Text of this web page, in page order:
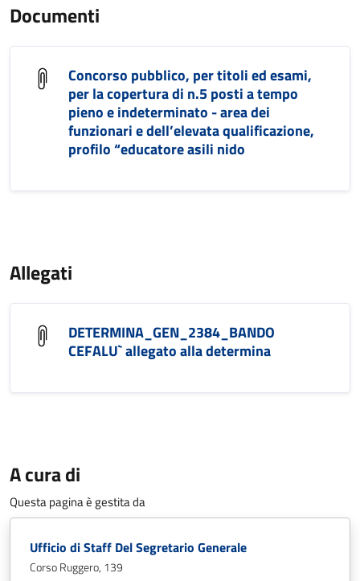
Documenti
Concorso pubblico, per titoli ed esami,
per la copertura di n.5 posti a tempo
pieno e indeterminato - area dei
funzionari e dell’elevata qualificazione,
profilo “educatore asili nido
Allegati
DETERMINA_GEN_2384_BANDO
CEFALU` allegato alla determina
A cura di
Questa pagina è gestita da
Ufficio di Staff Del Segretario Generale
Corso Ruggero, 139